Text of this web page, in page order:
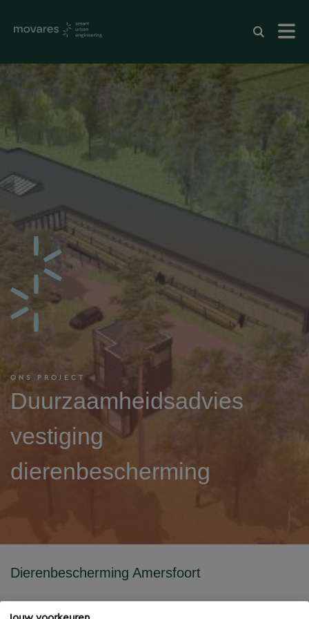
ONS PROJECT
Duurzaamheidsadvies
vestiging
dierenbescherming
Dierenbescherming Amersfoort
Project